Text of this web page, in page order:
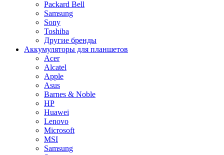
Packard Bell
Samsung
Sony
Toshiba
Другие бренды
Аккумуляторы для планшетов
Acer
Alcatel
Apple
Asus
Barnes & Noble
HP
Huawei
Lenovo
Microsoft
MSI
Samsung